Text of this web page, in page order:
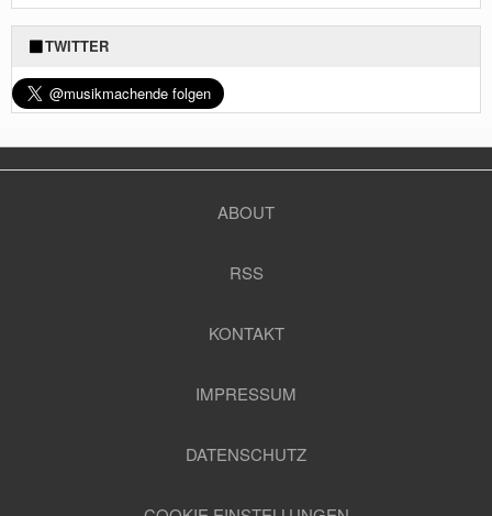
TWITTER
ABOUT
RSS
KONTAKT
IMPRESSUM
DATENSCHUTZ